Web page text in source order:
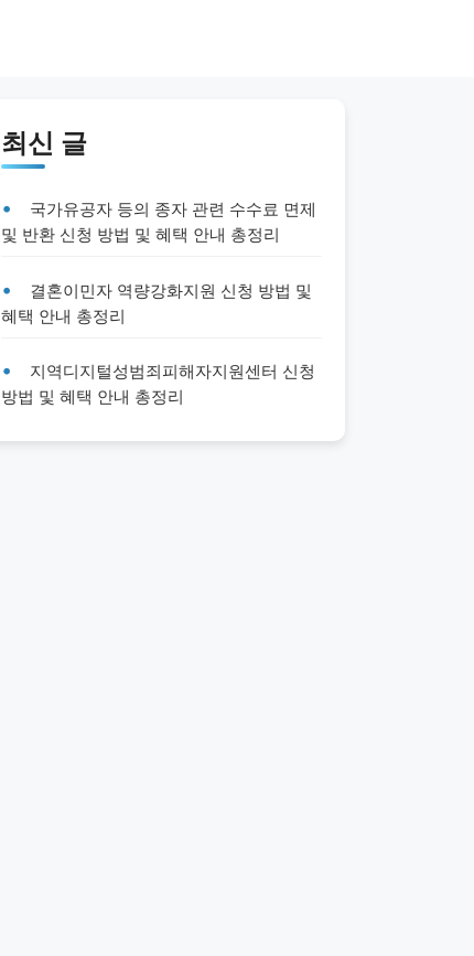
최신 글
국가유공자 등의 종자 관련 수수료 면제
및 반환 신청 방법 및 혜택 안내 총정리
결혼이민자 역량강화지원 신청 방법 및
혜택 안내 총정리
지역디지털성범죄피해자지원센터 신청
방법 및 혜택 안내 총정리